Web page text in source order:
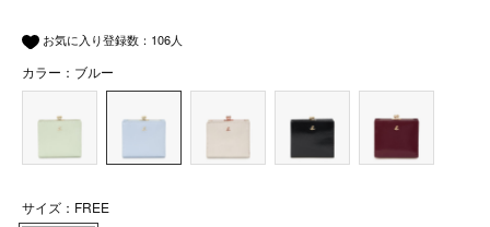
お気に入り登録数： 106人
カラー：ブルー
サイズ：FREE